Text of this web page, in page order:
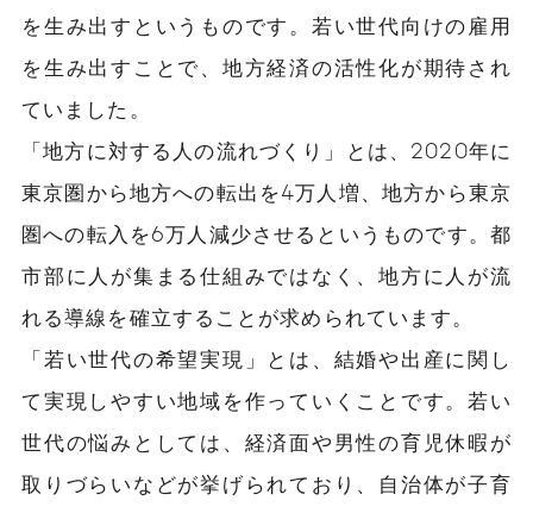
を生み出すというものです。若い世代向けの雇用
を生み出すことで、地方経済の活性化が期待され
ていました。
「地方に対する人の流れづくり」とは、2020年に
東京圏から地方への転出を4万人増、地方から東京
圏への転入を6万人減少させるというものです。都
市部に人が集まる仕組みではなく、地方に人が流
れる導線を確立することが求められています。
「若い世代の希望実現」とは、結婚や出産に関し
て実現しやすい地域を作っていくことです。若い
世代の悩みとしては、経済面や男性の育児休暇が
取りづらいなどが挙げられており、自治体が子育